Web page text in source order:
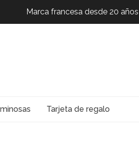
Marca francesa desde 20 años
Marca francesa desde 20 años
Tarjeta de regalo